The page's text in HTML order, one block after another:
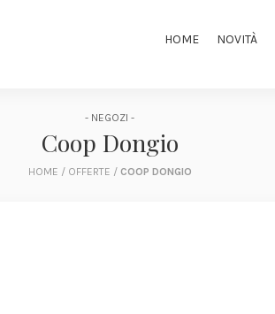
HOME NOVITÀ
- NEGOZI -
Coop Dongio
HOME / OFFERTE / COOP DONGIO